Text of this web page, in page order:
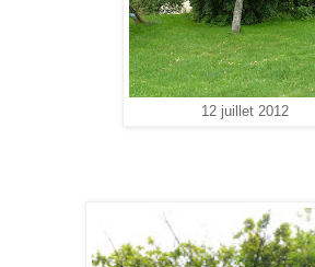
12 juillet 2012